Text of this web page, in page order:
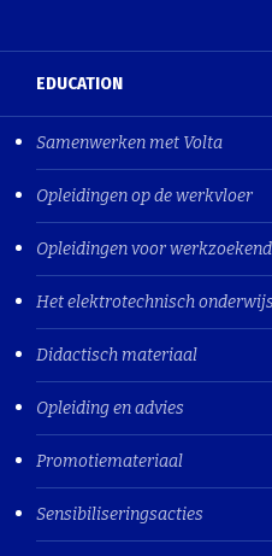
EDUCATION
Samenwerken met Volta
Opleidingen op de werkvloer
Opleidingen voor
Het elektrotechnisch
Didactisch materiaal
Opleiding en advies
Promotiemateriaal
Sensibiliseringsacties